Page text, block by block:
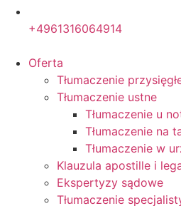
+4961316064914
Oferta
Tłumaczenie
Tłumaczenie ustne
Tłumaczenie u
Tłumaczenie na
Tłumaczenie w
Klauzula apostille i
Ekspertyzy sądowe
Tłumaczenie